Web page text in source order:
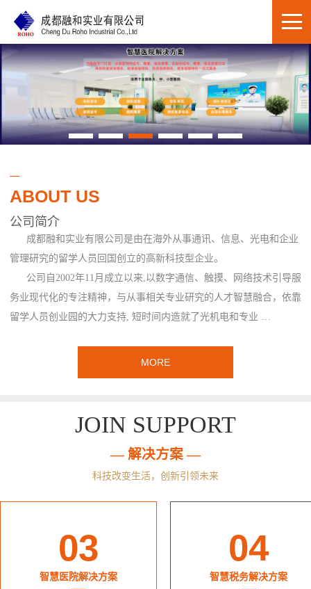
ABOUT US
公司简介
成都融和实业有限公司是由在海外从事通讯、信息、光电和企业
管理研究的留学人员回国创立的高新科技型企业。
公司自2002年11月成立以来,以数字通信、触摸、网络技术引导服
务业现代化的专注精神，与从事相关专业研究的人才智慧融合，依靠
留学人员创业园的大力支持, 短时间内造就了光机电和专业 …
MORE
JOIN SUPPORT
— 解决方案 —
科技改变生活，创新引领未来
03
智慧医院解决方案
04
智慧税务解决方案